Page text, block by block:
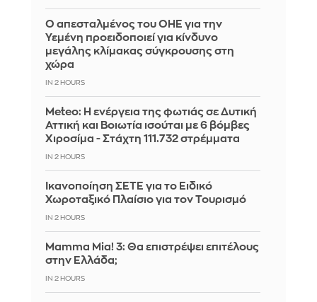
Ο απεσταλμένος του ΟΗΕ για την
Υεμένη προειδοποιεί για κίνδυνο
μεγάλης κλίμακας σύγκρουσης στη
χώρα
IN 2 HOURS
Meteo: Η ενέργεια της φωτιάς σε Δυτική
Αττική και Βοιωτία ισούται με 6 βόμβες
Χιροσίμα - Στάχτη 111.732 στρέμματα
IN 2 HOURS
Ικανοποίηση ΣΕΤΕ για το Ειδικό
Χωροταξικό Πλαίσιο για τον Τουρισμό
IN 2 HOURS
Mamma Mia! 3: Θα επιστρέψει επιτέλους
στην Ελλάδα;
IN 2 HOURS